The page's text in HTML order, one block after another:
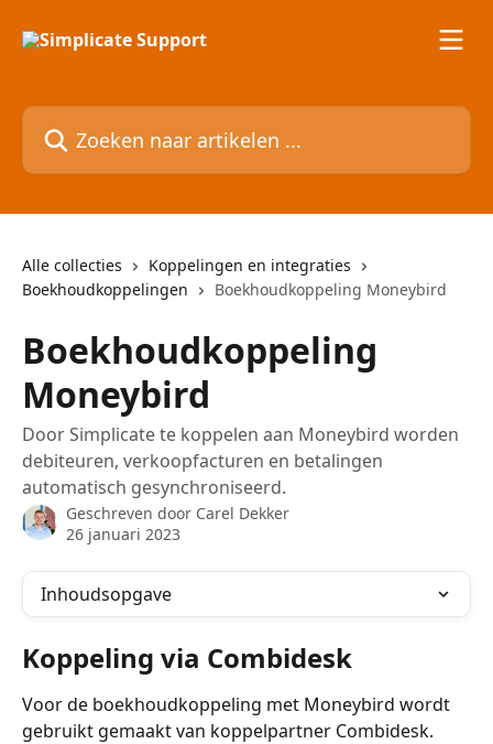
Zoeken naar artikelen ...
Alle collecties
Koppelingen en integraties
Boekhoudkoppelingen
Boekhoudkoppeling Moneybird
Boekhoudkoppeling
Moneybird
Door Simplicate te koppelen aan Moneybird worden
debiteuren, verkoopfacturen en betalingen
automatisch gesynchroniseerd.
Geschreven door Carel Dekker
26 januari 2023
Inhoudsopgave
Koppeling via Combidesk
Voor de boekhoudkoppeling met Moneybird wordt
gebruikt gemaakt van koppelpartner Combidesk.